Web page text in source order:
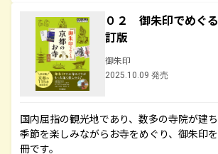
０２ 御朱印でめぐ
訂版
御朱印
2025.10.09 発売
国内屈指の観光地であり、数多の寺院が建ち
季節を楽しみながらお寺をめぐり、御朱印
冊です。